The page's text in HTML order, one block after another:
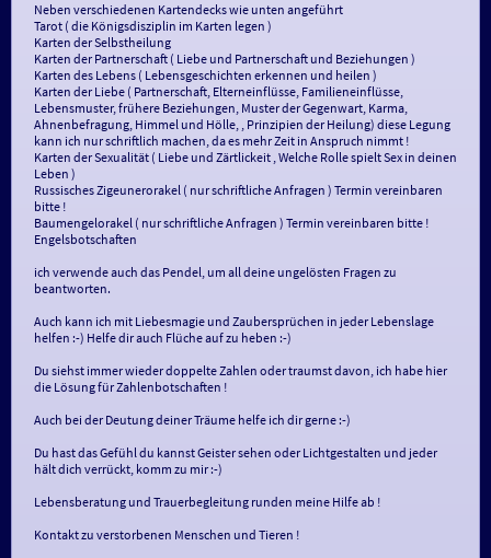
Neben verschiedenen Kartendecks wie unten angeführt
Tarot ( die Königsdisziplin im Karten legen )
Karten der Selbstheilung
Karten der Partnerschaft ( Liebe und Partnerschaft und Beziehungen )
Karten des Lebens ( Lebensgeschichten erkennen und heilen )
Karten der Liebe ( Partnerschaft, Elterneinflüsse, Familieneinflüsse,
Lebensmuster, frühere Beziehungen, Muster der Gegenwart, Karma,
Ahnenbefragung, Himmel und Hölle, , Prinzipien der Heilung) diese Legung
kann ich nur schriftlich machen, da es mehr Zeit in Anspruch nimmt !
Karten der Sexualität ( Liebe und Zärtlickeit , Welche Rolle spielt Sex in deinen
Leben )
Russisches Zigeunerorakel ( nur schriftliche Anfragen ) Termin vereinbaren
bitte !
Baumengelorakel ( nur schriftliche Anfragen ) Termin vereinbaren bitte !
Engelsbotschaften
ich verwende auch das Pendel, um all deine ungelösten Fragen zu
beantworten.
Auch kann ich mit Liebesmagie und Zaubersprüchen in jeder Lebenslage
helfen :-) Helfe dir auch Flüche auf zu heben :-)
Du siehst immer wieder doppelte Zahlen oder traumst davon, ich habe hier
die Lösung für Zahlenbotschaften !
Auch bei der Deutung deiner Träume helfe ich dir gerne :-)
Du hast das Gefühl du kannst Geister sehen oder Lichtgestalten und jeder
hält dich verrückt, komm zu mir :-)
Lebensberatung und Trauerbegleitung runden meine Hilfe ab !
Kontakt zu verstorbenen Menschen und Tieren !